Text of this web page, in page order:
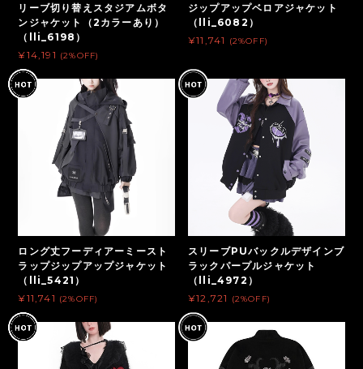
リーブ切り替えスタジアムボタ
ンジャケット（2カラーあり）
（lli_6198）
¥14,191 (2%OFF)
ジップアップベロアジャケット
（lli_6082）
¥11,741
(2%OFF)
ロング丈フーディアーミースト
ラップジップアップジャケット
（lli_5421）
¥11,741 (2%OFF)
スリーブPUバックルデザインブ
ラックパープルジャケット
（lli_4972）
¥12,721
(2%OFF)